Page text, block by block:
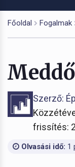
Főoldal Fogalmak
Szerző:
frissítés:
Olvasási idő: 1